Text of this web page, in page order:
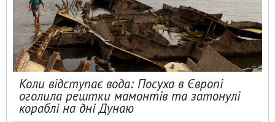
Коли відступає вода: Посуха в Європі
оголила рештки мамонтів та затонулі
кораблі на дні Дунаю